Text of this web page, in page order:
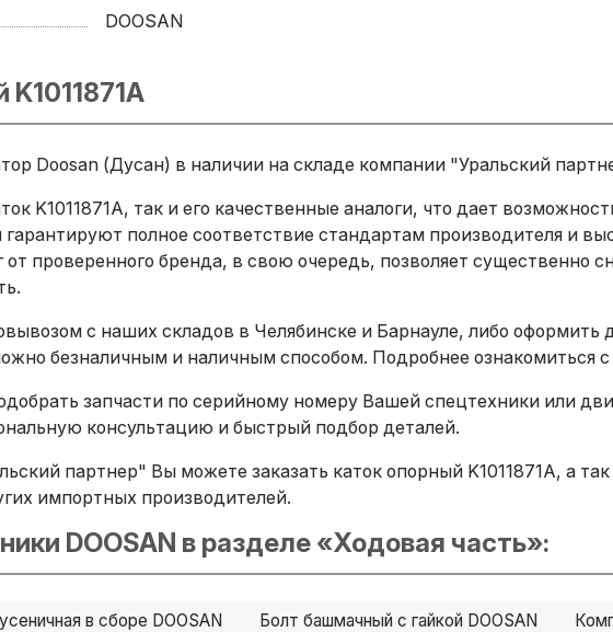
DOOSAN
Doosan (Дусан) в наличии на складе компании "Уральский
K1011871A, так и его качественные аналоги, что дает
полное соответствие стандартам производителя и
проверенного бренда, в свою очередь, позволяет существенно
с наших складов в Челябинске и Барнауле, либо
безналичным и наличным способом. Подробнее ознакомиться
запчасти по серийному номеру Вашей спецтехники или
консультацию и быстрый подбор деталей.
партнер" Вы можете заказать каток опорный K1011871A, а
импортных производителей.
DOOSAN в разделе «Ходовая часть»:
в сборе DOOSAN Болт башмачный с гайкой DOOSAN